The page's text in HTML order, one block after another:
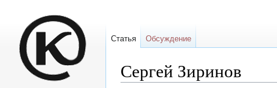
Сергей Зиринов
Статья Обсуждение